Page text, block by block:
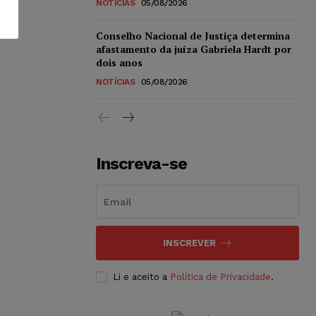
NOTÍCIAS 05/08/2026
Conselho Nacional de Justiça determina
afastamento da juíza Gabriela Hardt por
dois anos
NOTÍCIAS 05/08/2026
Inscreva-se
INSCREVER
Li e aceito a Política de Privacidade.